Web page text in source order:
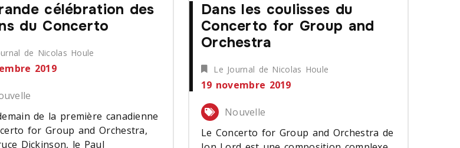
célébration des
du Concerto
de Nicolas Houle
2019
de la première canadienne
for Group and Orchestra,
Dickinson, le Paul
Dans les coulisses du
Concerto for Group and
Orchestra
Le Journal de Nicolas Houle
19 novembre 2019
Nouvelle
Le Concerto for Group and Orchestra de